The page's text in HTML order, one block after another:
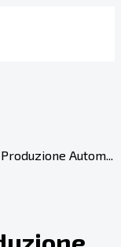
Autom...